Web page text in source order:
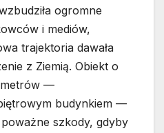
ogromne
i mediów,
trajektoria dawała
z Ziemią. Obiekt o
metrów —
budynkiem —
szkody, gdyby